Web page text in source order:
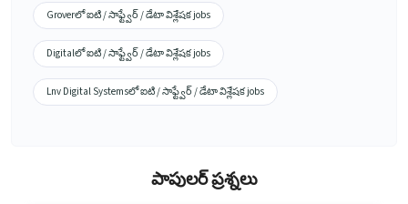
Groverలో ఐటి / సాఫ్ట్వేర్ / డేటా విశ్లేషక jobs
Digitalలో ఐటి / సాఫ్ట్వేర్ / డేటా విశ్లేషక jobs
Lnv Digital Systemsలో ఐటి / సాఫ్ట్వేర్ / డేటా విశ్లేషక jobs
పాపులర్ ప్రశ్నలు